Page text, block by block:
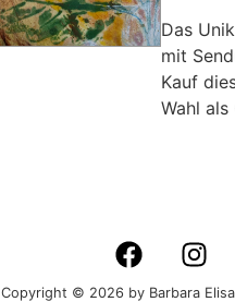
Das
mit
Kauf
Wahl als
Copyright © 2026 by Barbara